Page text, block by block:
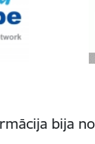
bija